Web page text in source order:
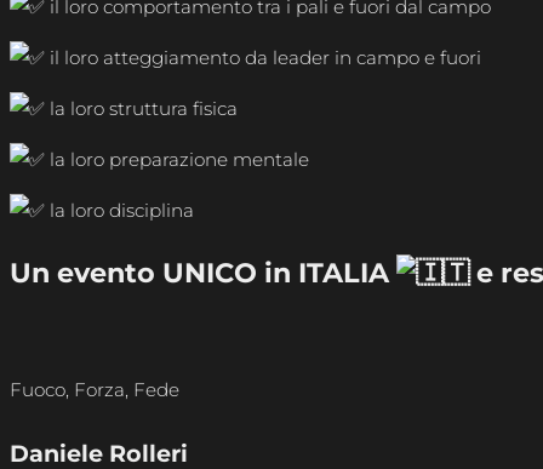
il loro comportamento tra i pali e fuori dal campo
il loro atteggiamento da leader in campo e fuori
la loro struttura fisica
la loro preparazione mentale
la loro disciplina
Un evento UNICO in ITALIA e
Fuoco, Forza, Fede
Daniele Rolleri